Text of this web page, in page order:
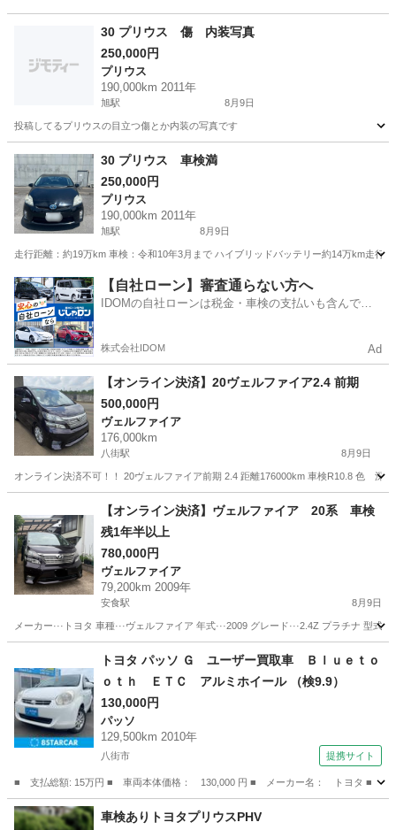
30 プリウス 傷 内装写真
250,000円
プリウス
190,000km 2011年
旭駅 8月9日
投稿してるプリウスの目立つ傷とか内装の写真です
千葉 旭市 プリウス 内装
30 プリウス 車検満
250,000円
プリウス
190,000km 2011年
旭駅 8月9日
走行距離：約19万km 車検：令和10年3月まで ハイブリッドバッテリー約14万km走行
千葉 旭市 旭駅 プリウス
【自社ローン】審査通らない方へ
IDOMの自社ローンは税金・車検の支払いも含んでい
株式会社IDOM Ad
【オンライン決済】20ヴェルファイア2.4 前期
500,000円
ヴェルファイア
176,000km
八街駅 8月9日
オンライン決済不可！！ 20ヴェルファイア前期 2.4 距離176000km 車検R10.8 色 深
八街駅 ヴェルファイア
【オンライン決済】ヴェルファイア 20系 車検
残1年半以上
780,000円
ヴェルファイア
79,200km 2009年
安食駅 8月9日
メーカー···トヨタ 車種···ヴェルファイア 年式···2009 グレード···2.4Z プラチナ 型式
安食駅 ヴェルファイア
トヨタ パッソ Ｇ ユーザー買取車 Ｂｌｕｅｔｏ
ｏｔｈ ＥＴＣ アルミホイール （検9.9）
130,000円
パッソ
129,500km 2010年
八街市 提携サイト
■ 支払総額: 15万円 ■ 車両本体価格： 130,000 円 ■ メーカー名： トヨタ ■
千葉 八街市 パッソ
車検ありトヨタプリウスPHV